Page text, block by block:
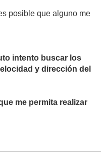
posible que alguno me
intento buscar los
y dirección del
me permita realizar